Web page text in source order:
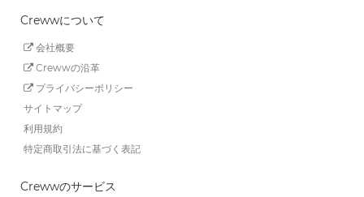
Crewwについて
会社概要
Crewwの沿革
プライバシーポリシー
サイトマップ
利用規約
特定商取引法に基づく表記
Crewwのサービス